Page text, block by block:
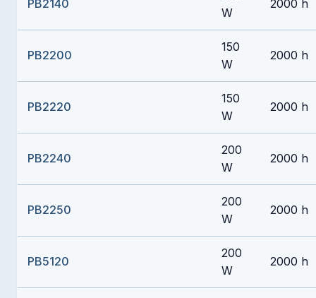
PB2140
W
2000 h
PB2200
150
W
2000 h
PB2220
150
W
2000 h
PB2240
200
W
2000 h
PB2250
200
W
2000 h
PB5120
200
W
2000 h